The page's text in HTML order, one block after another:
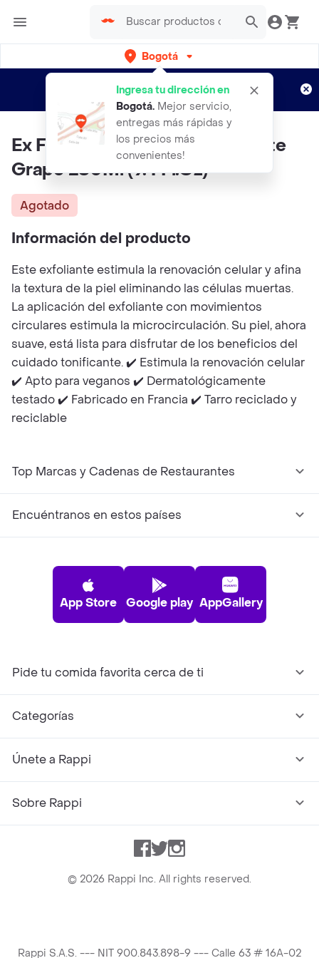
Bogotá
Ingresa tu dirección en
Bogotá. Mejor servicio,
entregas más rápidas y
los precios más
convenientes!
envíos gratis por semanas
Aplican TyC
Ex Folia Nte Corporal Suavizante
Grape 280Ml (9.4 Fl.Oz)
Agotado
Información del producto
Este exfoliante estimula la renovación celular y afina
la textura de la piel eliminando las células muertas.
La aplicación del exfoliante con movimientos
circulares estimula la microcirculación. Su piel, ahora
suave, está lista para disfrutar de los beneficios del
cuidado tonificante. ✔️ Estimula la renovación celular
✔️ Apto para veganos ✔️ Dermatológicamente
testado ✔️ Fabricado en Francia ✔️ Tarro reciclado y
reciclable
Top Marcas y Cadenas de Restaurantes
Encuéntranos en estos países
App Store Google play AppGallery
Pide tu comida favorita cerca de ti
Categorías
Únete a Rappi
Sobre Rappi
Facebook
TwitterInstagram
© 2026 Rappi Inc. All rights reserved.
Rappi S.A.S. --- NIT 900.843.898-9 --- Calle 63 # 16A-02